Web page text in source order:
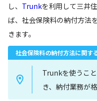
し、 Trunkを利用して三井
ば、社会保険料の納付方法
きます。
社会保険料の納付方法に関す
Trunkを使うこ
き、納付業務が